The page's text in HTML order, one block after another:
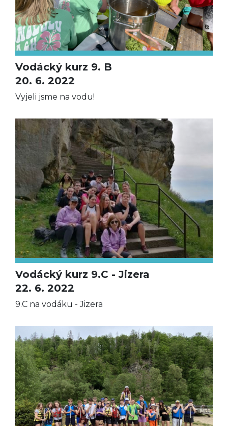
Vodácký kurz 9. B
20. 6. 2022
Vyjeli jsme na vodu!
Vodácký kurz 9.C - Jizera
22. 6. 2022
9.C na vodáku - Jizera